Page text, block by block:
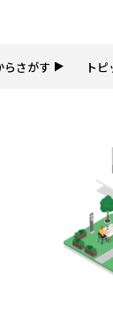
らさがす ト